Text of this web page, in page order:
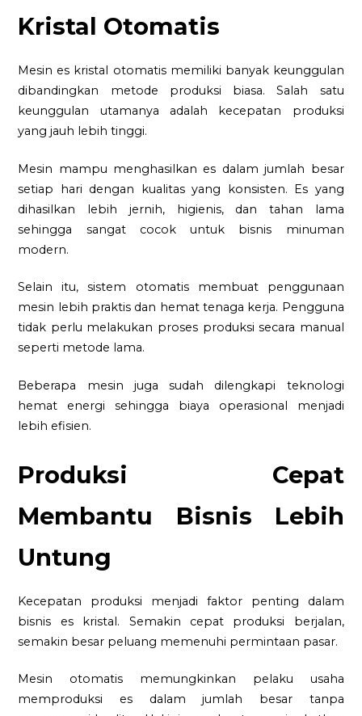
Kristal Otomatis
Mesin es kristal otomatis memiliki banyak keunggulan
dibandingkan metode produksi biasa. Salah satu
keunggulan utamanya adalah kecepatan produksi
yang jauh lebih tinggi.
Mesin mampu menghasilkan es dalam jumlah besar
setiap hari dengan kualitas yang konsisten. Es yang
dihasilkan lebih jernih, higienis, dan tahan lama
sehingga sangat cocok untuk bisnis minuman
modern.
Selain itu, sistem otomatis membuat penggunaan
mesin lebih praktis dan hemat tenaga kerja. Pengguna
tidak perlu melakukan proses produksi secara manual
seperti metode lama.
Beberapa mesin juga sudah dilengkapi teknologi
hemat energi sehingga biaya operasional menjadi
lebih efisien.
Produksi Cepat
Membantu Bisnis Lebih
Untung
Kecepatan produksi menjadi faktor penting dalam
bisnis es kristal. Semakin cepat produksi berjalan,
semakin besar peluang memenuhi permintaan pasar.
Mesin otomatis memungkinkan pelaku usaha
memproduksi es dalam jumlah besar tanpa